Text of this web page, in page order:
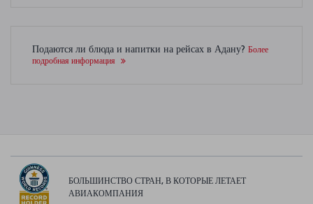
Подаются ли блюда и напитки на рейсах в Адану? Более
подробная информация
БОЛЬШИНСТВО СТРАН, В КОТОРЫЕ ЛЕТАЕТ
АВИАКОМПАНИЯ